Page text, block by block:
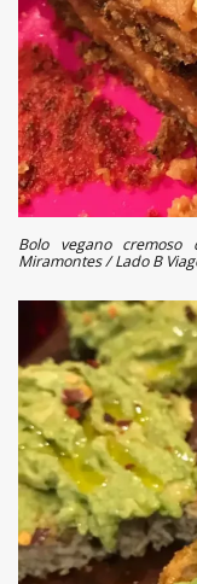
Bolo vegano
Miramontes / Lado B